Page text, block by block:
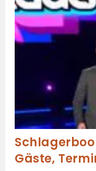
Gäste,